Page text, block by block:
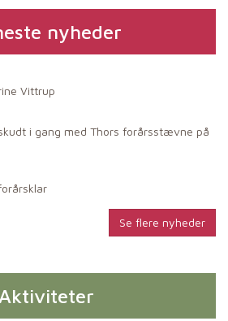
nyheder
Vittrup
i gang med Thors forårsstævne på
Se flere nyheder
Aktiviteter